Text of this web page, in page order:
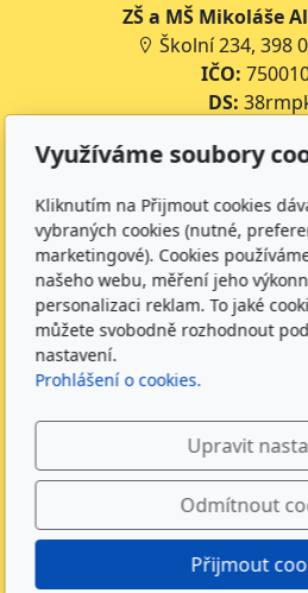
ZŠ a MŠ Mikoláše
Školní 234, 398
IČO:
DS:
Číslo účtu jídelny:
+420 734 316 620
+420 733 539 322 - Zástupce
+420 733 539 323 -
+420 733 539 324 -
Sledujte
Využíváme soubory
Kliknutím na Přijmout cookies
vybraných cookies (nutné,
marketingové). Cookies
našeho webu, měření jeho
personalizaci reklam. To jaké
můžete svobodně rozhodnout
nastavení.
Prohlášení o cookies.
Upravit
Odmítnout
Přijmout